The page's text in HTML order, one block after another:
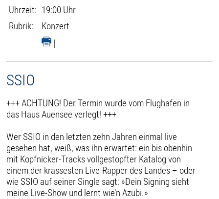
Uhrzeit: 19:00 Uhr
Rubrik:
Konzert
|
SSIO
+++ ACHTUNG! Der Termin wurde vom Flughafen in
das Haus Auensee verlegt! +++
Wer SSIO in den letzten zehn Jahren einmal live
gesehen hat, weiß, was ihn erwartet: ein bis obenhin
mit Kopfnicker-Tracks vollgestopfter Katalog von
einem der krassesten Live-Rapper des Landes – oder
wie SSIO auf seiner Single sagt: »Dein Signing sieht
meine Live-Show und lernt wie’n Azubi.»